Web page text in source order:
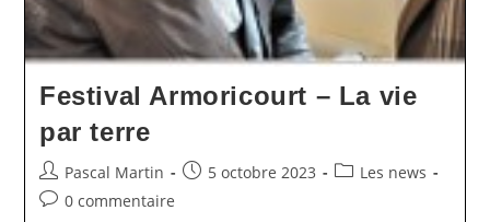
Festival Armoricourt – La vie
par terre
Auteur/autrice
de
Pascal Martin
Publication
5 octobre 2023
PostLes news
Commentaires
0 commentaire